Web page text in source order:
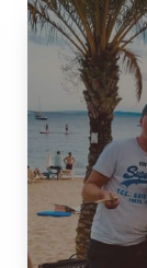
FUNKY
JAZZ
BAND